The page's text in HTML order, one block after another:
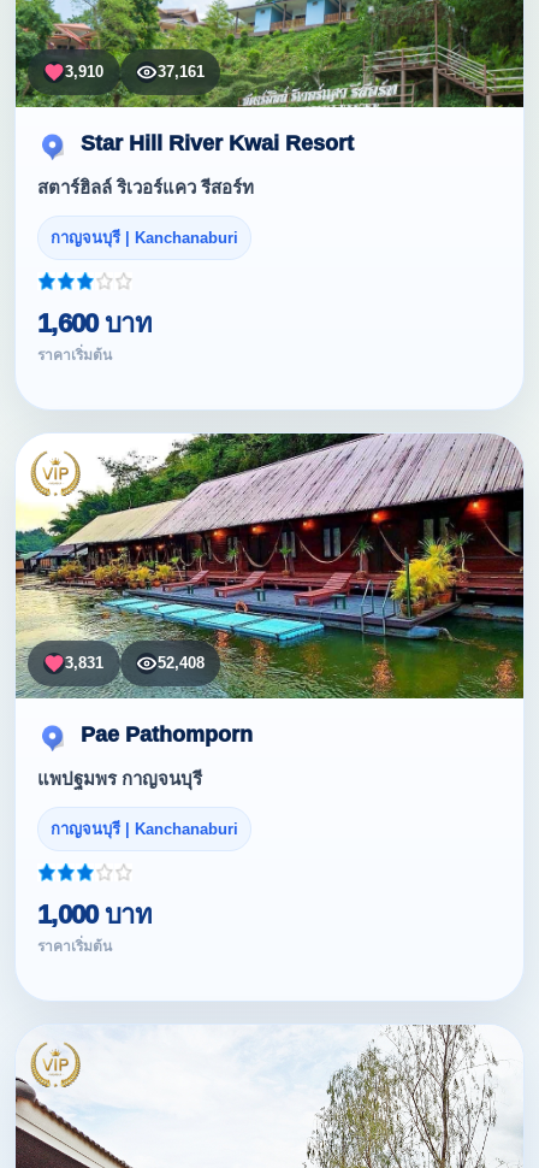
3,910 37,161
Star Hill River Kwai Resort
สตาร์ฮิลล์ ริเวอร์แคว รีสอร์ท
กาญจนบุรี | Kanchanaburi
1,600 บาท
ราคาเริ่มต้น
3,831 52,408
Pae Pathomporn
แพปฐมพร กาญจนบุรี
กาญจนบุรี | Kanchanaburi
1,000 บาท
ราคาเริ่มต้น